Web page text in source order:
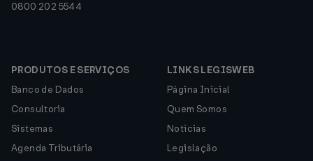
0800 202 5544
PRODUTOS E SERVIÇOS
Banco de Dados
Consultoria
Sistemas
Agenda Tributária
LINKS LEGISWEB
Página Inicial
Quem Somos
Notícias
Legislação